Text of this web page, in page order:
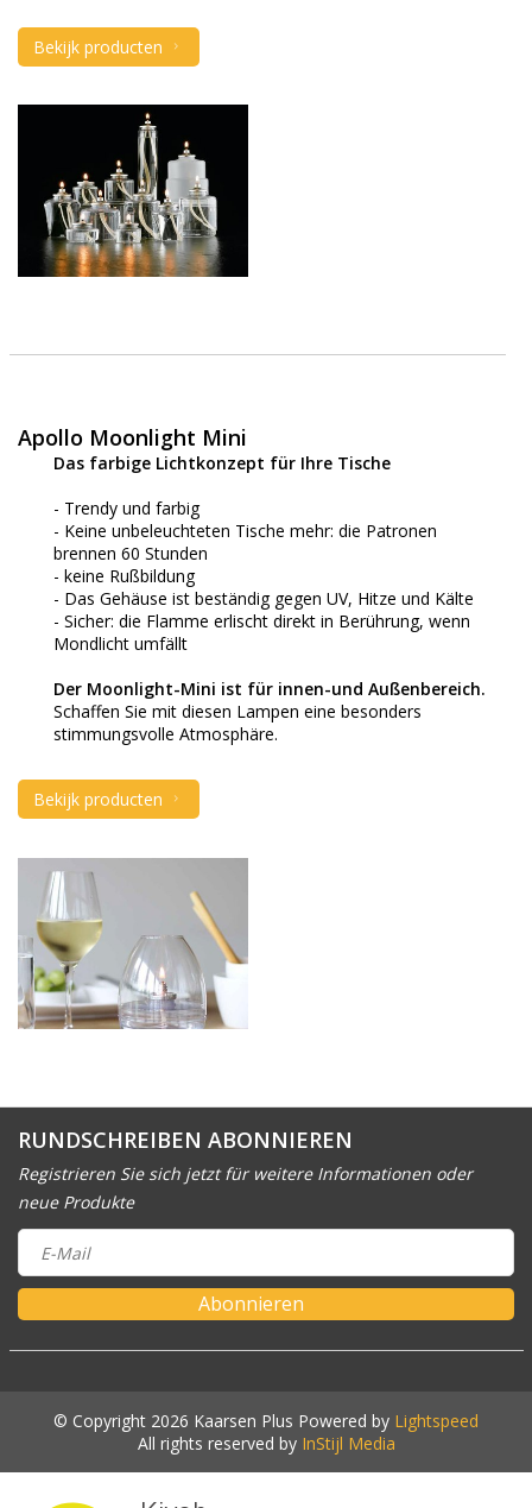
Bekijk producten
Apollo Moonlight Mini
Das farbige Lichtkonzept für Ihre Tische
- Trendy und farbig
- Keine unbeleuchteten Tische mehr: die Patronen
brennen 60 Stunden
- keine Rußbildung
- Das Gehäuse ist beständig gegen UV, Hitze und Kälte
- Sicher: die Flamme erlischt direkt in Berührung, wenn
Mondlicht umfällt
Der Moonlight-Mini ist für innen-und Außenbereich.
Schaffen Sie mit diesen Lampen eine besonders
stimmungsvolle Atmosphäre.
Bekijk producten
RUNDSCHREIBEN ABONNIEREN
Registrieren Sie sich jetzt für weitere Informationen oder
neue Produkte
Abonnieren
© Copyright 2026 Kaarsen Plus Powered by Lightspeed
All rights reserved by InStijl Media